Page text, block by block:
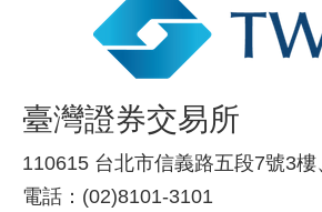
臺灣證券交易所
110615 台北市信義路五段7號3
電話：(02)8101-3101